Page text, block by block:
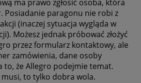
ma prawo zgłosić osoba, która
Posiadanie paragonu nie robi z
(inaczej sytuacja wygląda w
Możesz jednak próbować złożyć
przez formularz kontaktowy, ale
zamówienia, dane osoby
to, że Allegro podejmie temat.
to tylko dobra wola.